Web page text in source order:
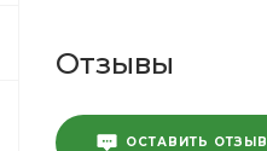
Отзывы
ОСТАВИТЬ ОТЗЫВ